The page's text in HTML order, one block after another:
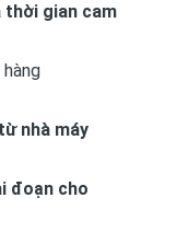
thời gian cam
nhà máy
đoạn cho